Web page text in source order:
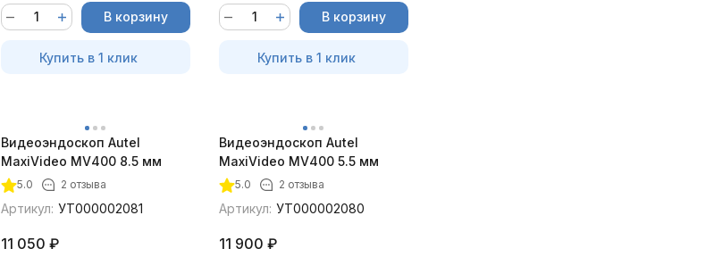
В корзину
Купить в 1 клик
В корзину
Купить в 1 клик
Видеоэндоскоп Autel
MaxiVideo MV400 8.5 мм
5.0 2 отзыва
Артикул: УТ000002081
11 050 ₽
Видеоэндоскоп Autel
MaxiVideo MV400 5.5 мм
5.0 2 отзыва
Артикул: УТ000002080
11 900 ₽